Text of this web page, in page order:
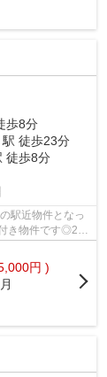
歩8分
駅 徒歩23分
徒歩8分
駅近物件となっ
き物件です◎2路
円 )